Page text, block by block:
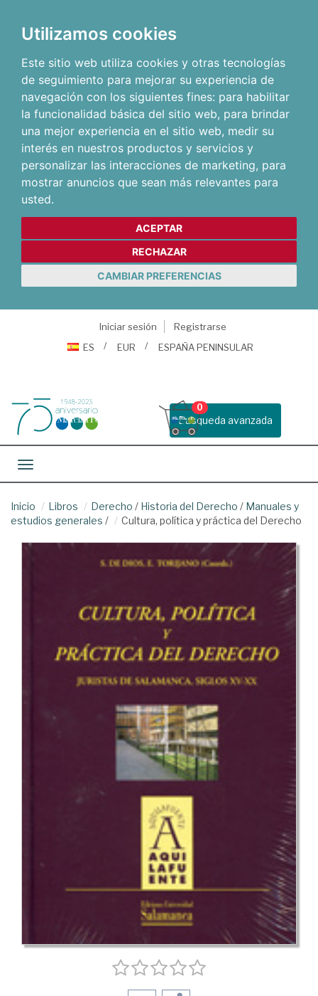
Utilizamos cookies
Este sitio web utiliza cookies y otras tecnologías
de seguimiento para mejorar su experiencia de
navegación con los siguientes fines: para habilitar
la funcionalidad básica del sitio web, para brindar
una mejor experiencia en el sitio web, medir su
interés en nuestros productos y servicios y
personalizar las interacciones de marketing, para
mostrar anuncios que sean más relevantes para
usted.
ACEPTAR
RECHAZAR
CAMBIAR PREFERENCIAS
Iniciar sesión
Registrarse
ES
EUR ESPAÑA PENINSULAR
Busqueda avanzada
0
Toggle navigation
Inicio Libros Derecho / Historia del Derecho / Manuales y
estudios generales / Cultura, política y práctica del Derecho